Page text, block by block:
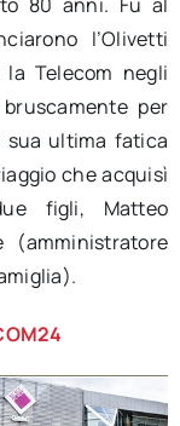
80 anni. Fu al
l’Olivetti
la Telecom negli
per
sua ultima fatica
che acquisì
figli, Matteo